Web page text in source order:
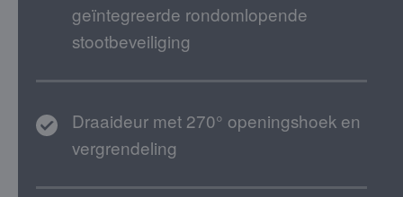
geïntegreerde rondomlopende
stootbeveiliging
Draaideur met 270° openingshoek en
vergrendeling